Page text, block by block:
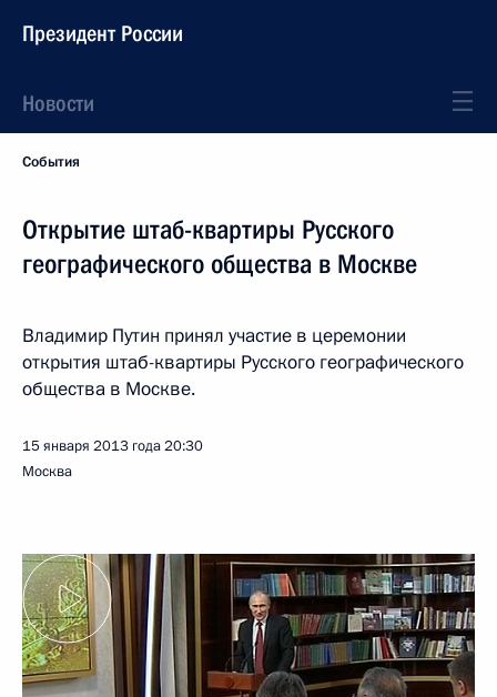
Президент России
Новости
События
Открытие штаб-квартиры Русского
географического общества в Москве
Владимир Путин принял участие в церемонии
открытия штаб-квартиры Русского географического
общества в Москве.
15 января 2013 года20:30
Москва